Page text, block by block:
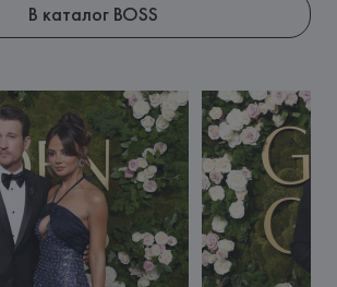
В каталог BOSS